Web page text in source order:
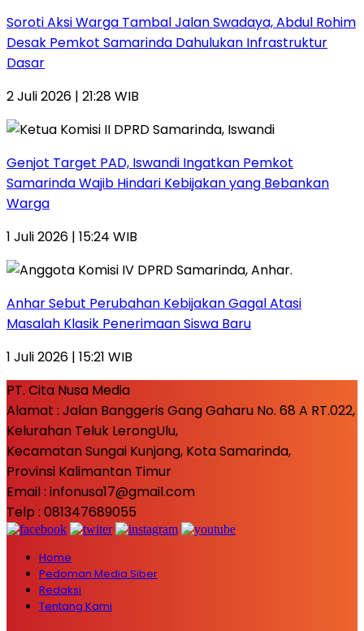
Soroti Aksi Warga Tambal Jalan Swadaya, Abdul Rohim
Desak Pemkot Samarinda Dahulukan Infrastruktur
Dasar
2 Juli 2026 | 21:28 WIB
Genjot Target PAD, Iswandi Ingatkan Pemkot
Samarinda Wajib Hindari Kebijakan yang Bebankan
Warga
1 Juli 2026 | 15:24 WIB
Anhar Sebut Perubahan Kebijakan Gagal Atasi
Masalah Klasik Penerimaan Siswa Baru
1 Juli 2026 | 15:21 WIB
PT. Cita Nusa Media
Alamat : Jalan Banggeris Gang Gaharu No. 68 A RT.022,
Kelurahan Teluk LerongUlu,
Kecamatan Sungai Kunjang, Kota Samarinda,
Provinsi Kalimantan Timur
Email : infonusa17@gmail.com
Telp : 081347689055
Home
Pedoman Media Siber
Redaksi
Tentang Kami